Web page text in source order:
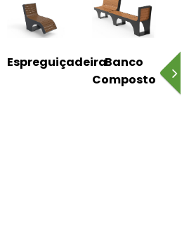
EspreguiçadeiraBanco
Composto